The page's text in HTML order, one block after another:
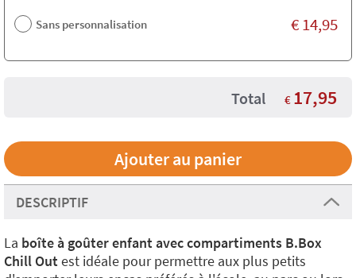
Sans personnalisation €14,95
Total € 17,95
DESCRIPTIF
La boîte à goûter enfant avec compartiments B.Box
Chill Outest idéale pour permettre aux plus petits